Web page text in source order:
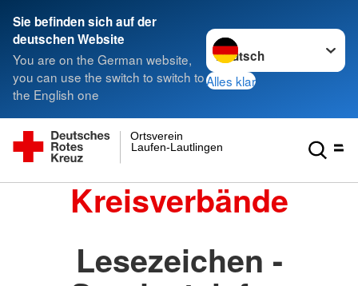
Sie befinden sich auf der
deutschen Website
You are on the German website,
you can use the switch to switch to
the English one
Sprache wechseln zu
Alles klar
Laufen-Lautlingen
Ortsverein
Kreisverbände
Lesezeichen -